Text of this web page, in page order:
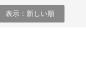
表示：新しい順